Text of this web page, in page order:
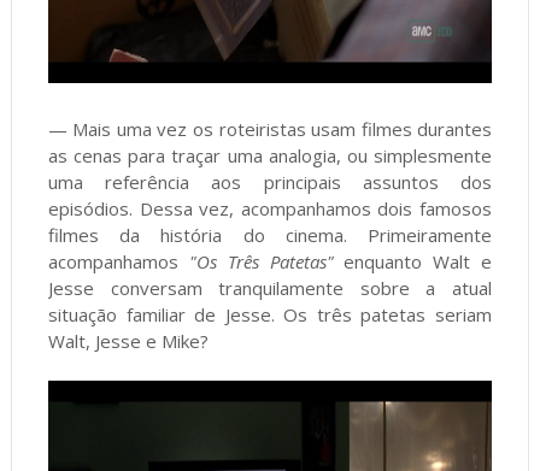
— Mais uma vez os roteiristas usam filmes durantes
as cenas para traçar uma analogia, ou simplesmente
uma referência aos principais assuntos dos
episódios. Dessa vez, acompanhamos dois famosos
filmes da história do cinema. Primeiramente
acompanhamos "Os Três Patetas"enquanto Walt e
Jesse conversam tranquilamente sobre a atual
situação familiar de Jesse. Os três patetas seriam
Walt, Jesse e Mike?